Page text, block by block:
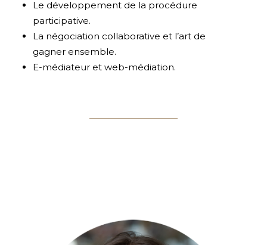
Le développement de la procédure
participative.
La négociation collaborative et l’art de
gagner ensemble.
E-médiateur et web-médiation.